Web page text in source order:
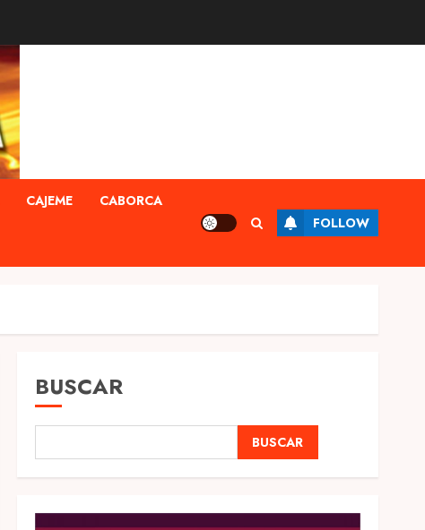
CAJEME CABORCA
FOLLOW
BUSCAR
BUSCAR